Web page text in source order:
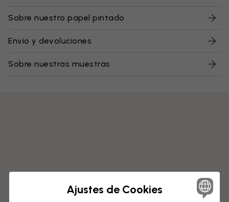
Sobre nuestro papel pintado
Envío y devoluciones
Sobre nuestras muestras
Ajustes de Cookies